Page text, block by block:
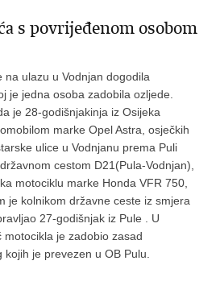
s povrijeđenom osobom
na ulazu u Vodnjan dogodila
je jedna osoba zadobila ozljede.
je 28-godišnjakinja iz Osijeka
marke Opel Astra, osječkih
ulice u Vodnjanu prema Puli
cestom D21(Pula-Vodnjan),
motociklu marke Honda VFR 750,
je kolnikom državne ceste iz smjera
27-godišnjak iz Pule . U
je zadobio zasad
je prevezen u OB Pulu.